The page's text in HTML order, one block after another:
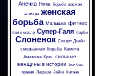
Анечка Ника борьба жасмин
электра женская
борьба Малышка фитнес
бои в масле Супер-Галя барби
Слоненок Солдат Джейн
смешанная борьба Камета
Амазонка Крэш сильные
женщины в истории бои без
правил Зараза Зайка Китана